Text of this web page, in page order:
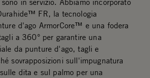
in servizio. Abbiamo incorporato
FR, la tecnologia
d'ago ArmorCore™ e una fodera
a 360° per garantire una
da punture d'ago, tagli e
sovrapposizioni sull'impugnatura
dita e sul palmo per una